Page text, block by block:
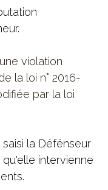
violation
la loi n° 2016-
par la loi
la Défénseur
qu'elle intervienne